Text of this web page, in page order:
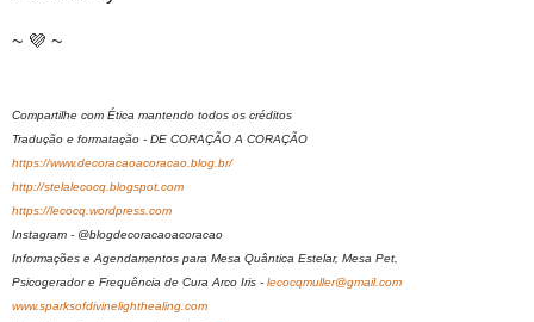
~ 💜 ~
Compartilhe com Ética mantendo todos os créditos
Tradução e formatação - DE CORAÇÃO A CORAÇÃO
https://www.decoracaoacoracao.blog.br/
http://stelalecocq.blogspot.com
https://lecocq.wordpress.com
Instagram - @blogdecoracaoacoracao
Informações e Agendamentos para Mesa Quântica Estelar, Mesa Pet,
Psicogerador e Frequência de Cura Arco Iris - lecocqmuller@gmail.com
www.sparksofdivinelighthealing.com